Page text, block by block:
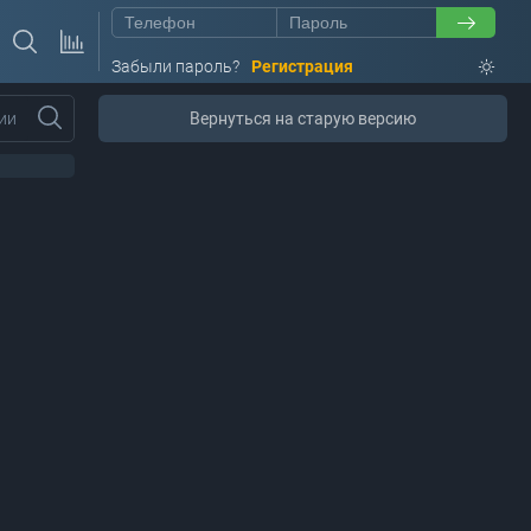
Забыли пароль? Регистрация
Вернуться на старую версию